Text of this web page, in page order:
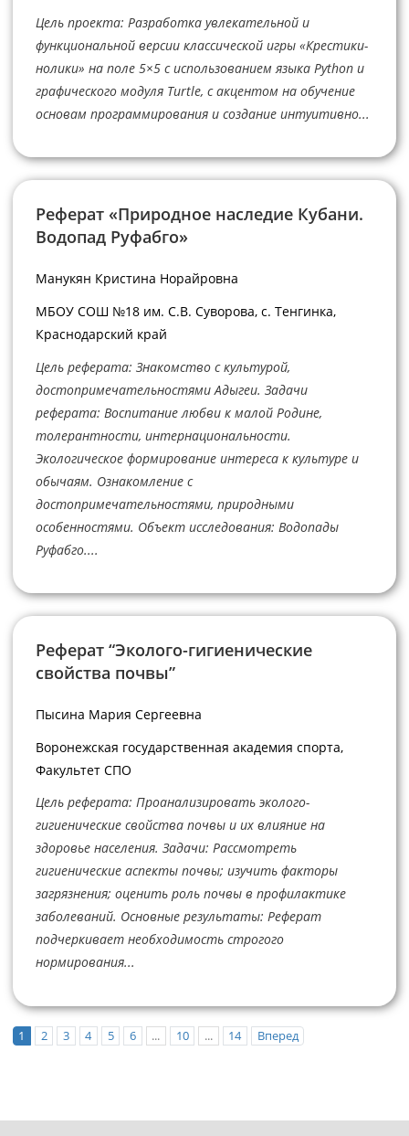
Цель проекта: Разработка увлекательной и
функциональной версии классической игры «Крестики-
нолики» на поле 5×5 с использованием языка Python и
графического модуля Turtle, с акцентом на обучение
основам программирования и создание интуитивно...
Реферат «Природное наследие Кубани.
Водопад Руфабго»
Манукян Кристина Норайровна
МБОУ СОШ №18 им. С.В. Суворова, с. Тенгинка,
Краснодарский край
Цель реферата: Знакомство с культурой,
достопримечательностями Адыгеи. Задачи
реферата: Воспитание любви к малой Родине,
толерантности, интернациональности.
Экологическое формирование интереса к культуре и
обычаям. Ознакомление с
достопримечательностями, природными
особенностями. Объект исследования: Водопады
Руфабго....
Реферат “Эколого-гигиенические
свойства почвы”
Пысина Мария Сергеевна
Воронежская государственная академия спорта,
Факультет СПО
Цель реферата: Проанализировать эколого-
гигиенические свойства почвы и их влияние на
здоровье населения. Задачи: Рассмотреть
гигиенические аспекты почвы; изучить факторы
загрязнения; оценить роль почвы в профилактике
заболеваний. Основные результаты: Реферат
подчеркивает необходимость строгого
нормирования...
1 2 3 4 5 6 ... 10 ... 14 Вперед